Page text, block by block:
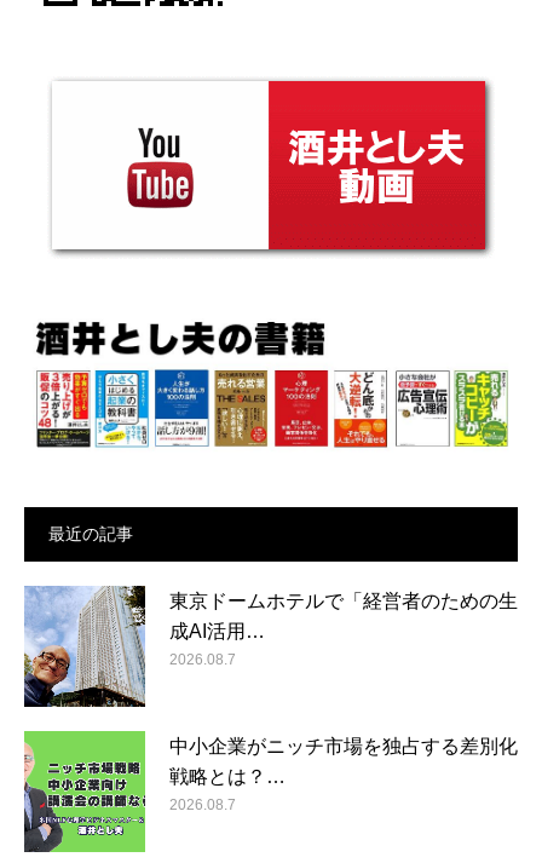
最近の記事
東京ドームホテルで「経営者のための生
成AI活用…
2026.08.7
中小企業がニッチ市場を独占する差別化
戦略とは？…
2026.08.7